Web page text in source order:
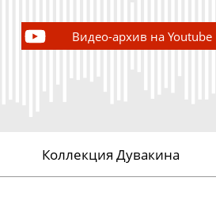
Видео-архив на Youtube
Коллекция Дувакина